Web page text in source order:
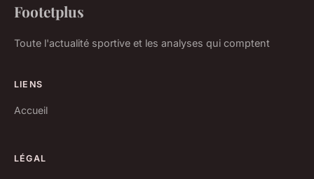
Footetplus
Toute l'actualité sportive et les analyses qui comptent
LIENS
Accueil
LÉGAL